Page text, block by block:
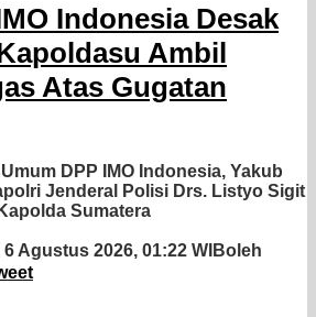
Indonesia Desak
Ambil
Atas Gugatan
DPP IMO Indonesia, Yakub
Jenderal Polisi Drs. Listyo Sigit
Sumatera
6 Agustus 2026, 01:22 WIBoleh